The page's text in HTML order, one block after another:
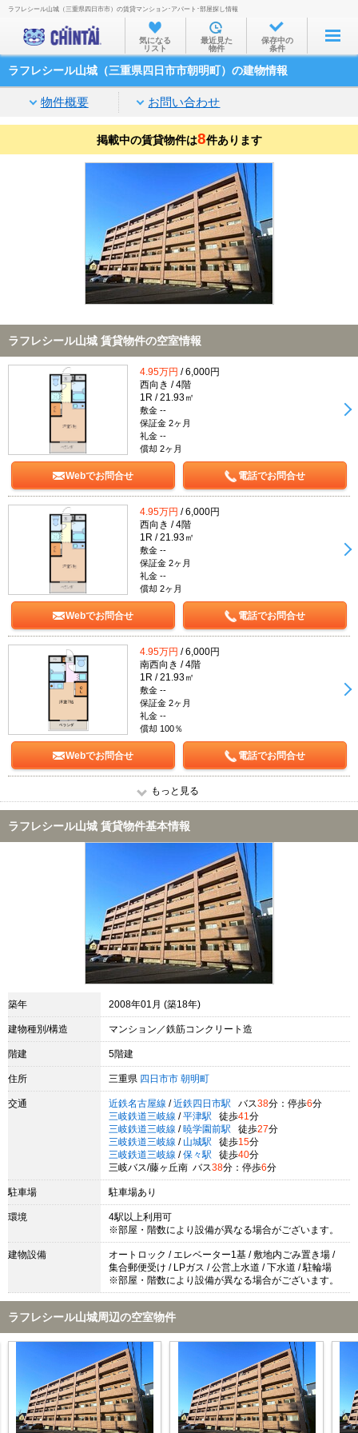
お部屋を探す
沿線・駅から
家賃相場から
通勤通学時間から
物件特集から
不動産会社から
TOP
ラフレシール山城（三重県四日市市）の賃貸マンション･アパート･部屋探し情報
気になる
リスト
最近見た
物件
保存中の
条件
ラフレシール山城（三重県四日市市朝明町）の建物情報
物件概要 お問い合わせ
掲載中の賃貸物件は8件あります
ラフレシール山城 賃貸物件の空室情報
4.95万円 / 6,000円
西向き / 4階
1R / 21.93㎡
敷金 --
保証金 2ヶ月
礼金 --
償却 2ヶ月
Webでお問合せ 電話でお問合せ
4.95万円 / 6,000円
西向き / 4階
1R / 21.93㎡
敷金 --
保証金 2ヶ月
礼金 --
償却 2ヶ月
Webでお問合せ 電話でお問合せ
4.95万円 / 6,000円
南西向き / 4階
1R / 21.93㎡
敷金 --
保証金 2ヶ月
礼金 --
償却 100％
Webでお問合せ 電話でお問合せ
もっと見る
ラフレシール山城 賃貸物件基本情報
築年 2008年01月 (築18年)
建物種別/構造 マンション／鉄筋コンクリート造
階建 5階建
住所 三重県 四日市市 朝明町
交通 近鉄名古屋線 / 近鉄四日市駅 バス38分：停歩6分
三岐鉄道三岐線 / 平津駅 徒歩41 分
三岐鉄道三岐線 / 暁学園前駅 徒歩27分
三岐鉄道三岐線 / 山城駅 徒歩15分
三岐鉄道三岐線 / 保々駅 徒歩40分
三岐バス/藤ヶ丘南 バス38分：停歩6分
駐車場 駐車場あり
環境
4駅以上利用可
※部屋・階数により設備が異なる場合がございます。
建物設備
オートロック / エレベーター1基 / 敷地内ごみ置き場 /
集合郵便受け / LPガス / 公営上水道 / 下水道 / 駐輪場
※部屋・階数により設備が異なる場合がございます。
ラフレシール山城周辺の空室物件